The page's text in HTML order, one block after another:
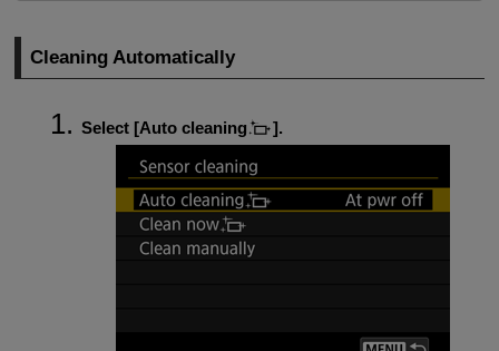
Cleaning Automatically
Select [Auto cleaning ].